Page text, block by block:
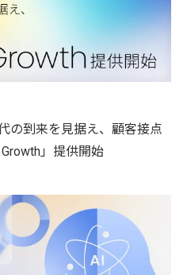
の到来を見据え、顧客接点
」提供開始